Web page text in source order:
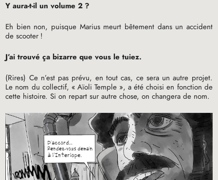
Y aura-t-il un volume 2 ?
Eh bien non, puisque Marius meurt bêtement dans un accident
de scooter !
J’ai trouvé ça bizarre que vous le tuiez.
(Rires) Ce n’est pas prévu, en tout cas, ce sera un autre projet.
Le nom du collectif, « Aïoli Temple », a été choisi en fonction de
cette histoire. Si on repart sur autre chose, on changera de nom.